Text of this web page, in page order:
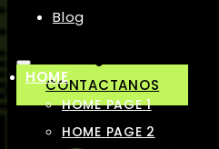
Blog
CONTACTANOS
HOME
HOME PAGE 1
HOME PAGE 2